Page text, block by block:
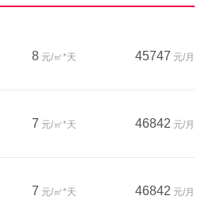
8 元/㎡*天 45747 元/月
7 元/㎡*天 46842 元/月
7 元/㎡*天 46842 元/月